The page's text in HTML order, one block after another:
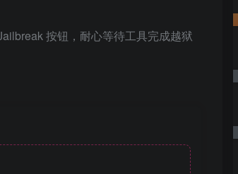
按钮，耐心等待工具完成越狱